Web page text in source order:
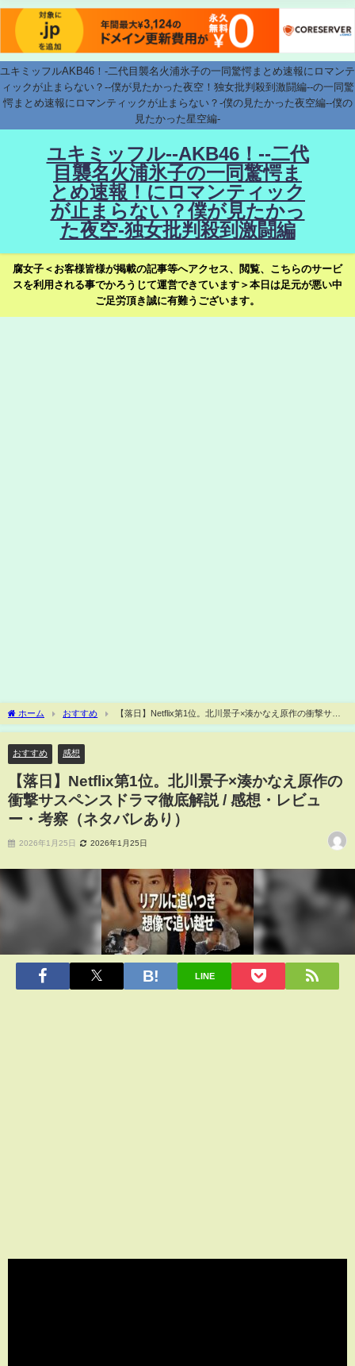
ユキミッフルAKB46！-二代目襲名火浦氷子の一同驚愕まとめ速報にロマンテ
ィックが止まらない？--僕が見たかった夜空！独女批判殺到激闘編--の一同驚
愕まとめ速報にロマンティックが止まらない？-僕の見たかった夜空編--僕の
見たかった星空編-
ユキミッフル--AKB46！--二代
目襲名火浦氷子の一同驚愕ま
とめ速報！にロマンティック
が止まらない？僕が見たかっ
た夜空-独女批判殺到激闘編
腐女子＜お客様皆様が掲載の記事等へアクセス、閲覧、こちらのサービ
スを利用される事でかろうじて運営できています＞本日は足元が悪い中
ご足労頂き誠に有難うございます。
ホーム おすすめ
【落日】Netflix第1位。北川景子×湊かなえ原作の衝撃サス
ペンスドラマ徹底解説 / 感想・レビュー・考察（ネタバレあり）
おすすめ 感想
【落日】Netflix第1位。北川景子×湊かなえ原作の
衝撃サスペンスドラマ徹底解説 / 感想・レビュ
ー・考察（ネタバレあり）
2026年1月25日 2026年1月25日
LINE